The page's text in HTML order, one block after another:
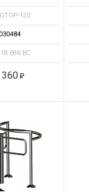
нерж
120